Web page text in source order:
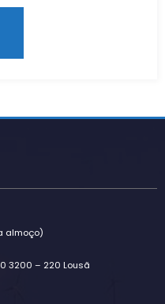
almoço)
3200 – 220 Lousã